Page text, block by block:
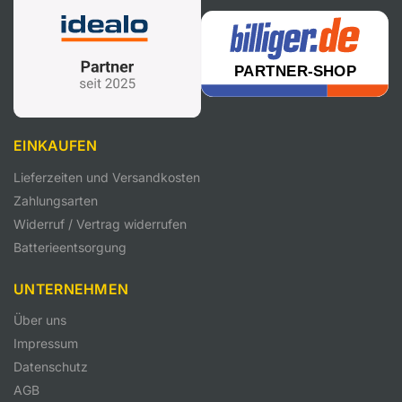
EINKAUFEN
Lieferzeiten und Versandkosten
Zahlungsarten
Widerruf / Vertrag widerrufen
Batterieentsorgung
UNTERNEHMEN
Über uns
Impressum
Datenschutz
AGB